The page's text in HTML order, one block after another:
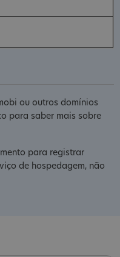
ou outros domínios
para saber mais sobre
para registrar
de hospedagem, não